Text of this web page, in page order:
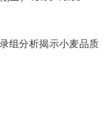
组分析揭示小麦品质